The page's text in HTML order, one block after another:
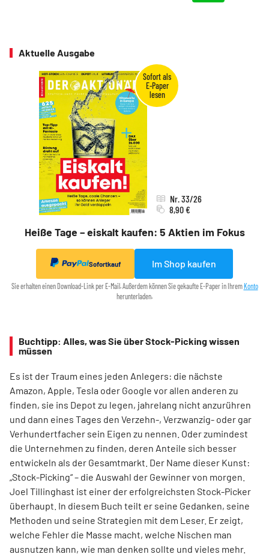
Aktuelle Ausgabe
Heiße Tage – eiskalt kaufen: 5 Aktien im Fokus
Nr. 33/26
8,90 €
Sofortkauf Im Shop kaufen
Sie erhalten einen Download-Link per E-Mail. Außerdem können Sie gekaufte E-Paper in Ihrem Konto
herunterladen.
Buchtipp: Alles, was Sie über Stock-Picking wissen
müssen
Es ist der Traum eines jeden Anlegers: die nächste
Amazon, Apple, Tesla oder Google vor allen anderen zu
finden, sie ins Depot zu legen, jahrelang nicht anzurühren
und dann eines Tages den Verzehn-, Verzwanzig- oder gar
Verhundertfacher sein Eigen zu nennen. Oder zumindest
die Unternehmen zu finden, deren Anteile sich besser
entwickeln als der Gesamtmarkt. Der Name dieser Kunst:
„Stock-Picking“ – die Auswahl der Gewinner von morgen.
Joel Tillinghast ist einer der erfolgreichsten Stock-Picker
überhaupt. In diesem Buch teilt er seine Gedanken, seine
Methoden und seine Strategien mit dem Leser. Er zeigt,
welche Fehler die Masse macht, welche Nischen man
ausnutzen kann, wie man denken sollte und vieles mehr.